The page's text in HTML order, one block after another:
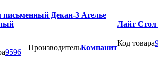
письменный Декан-3 Ателье
9596
ПроизводительКомпанит
Лайт
Код товара